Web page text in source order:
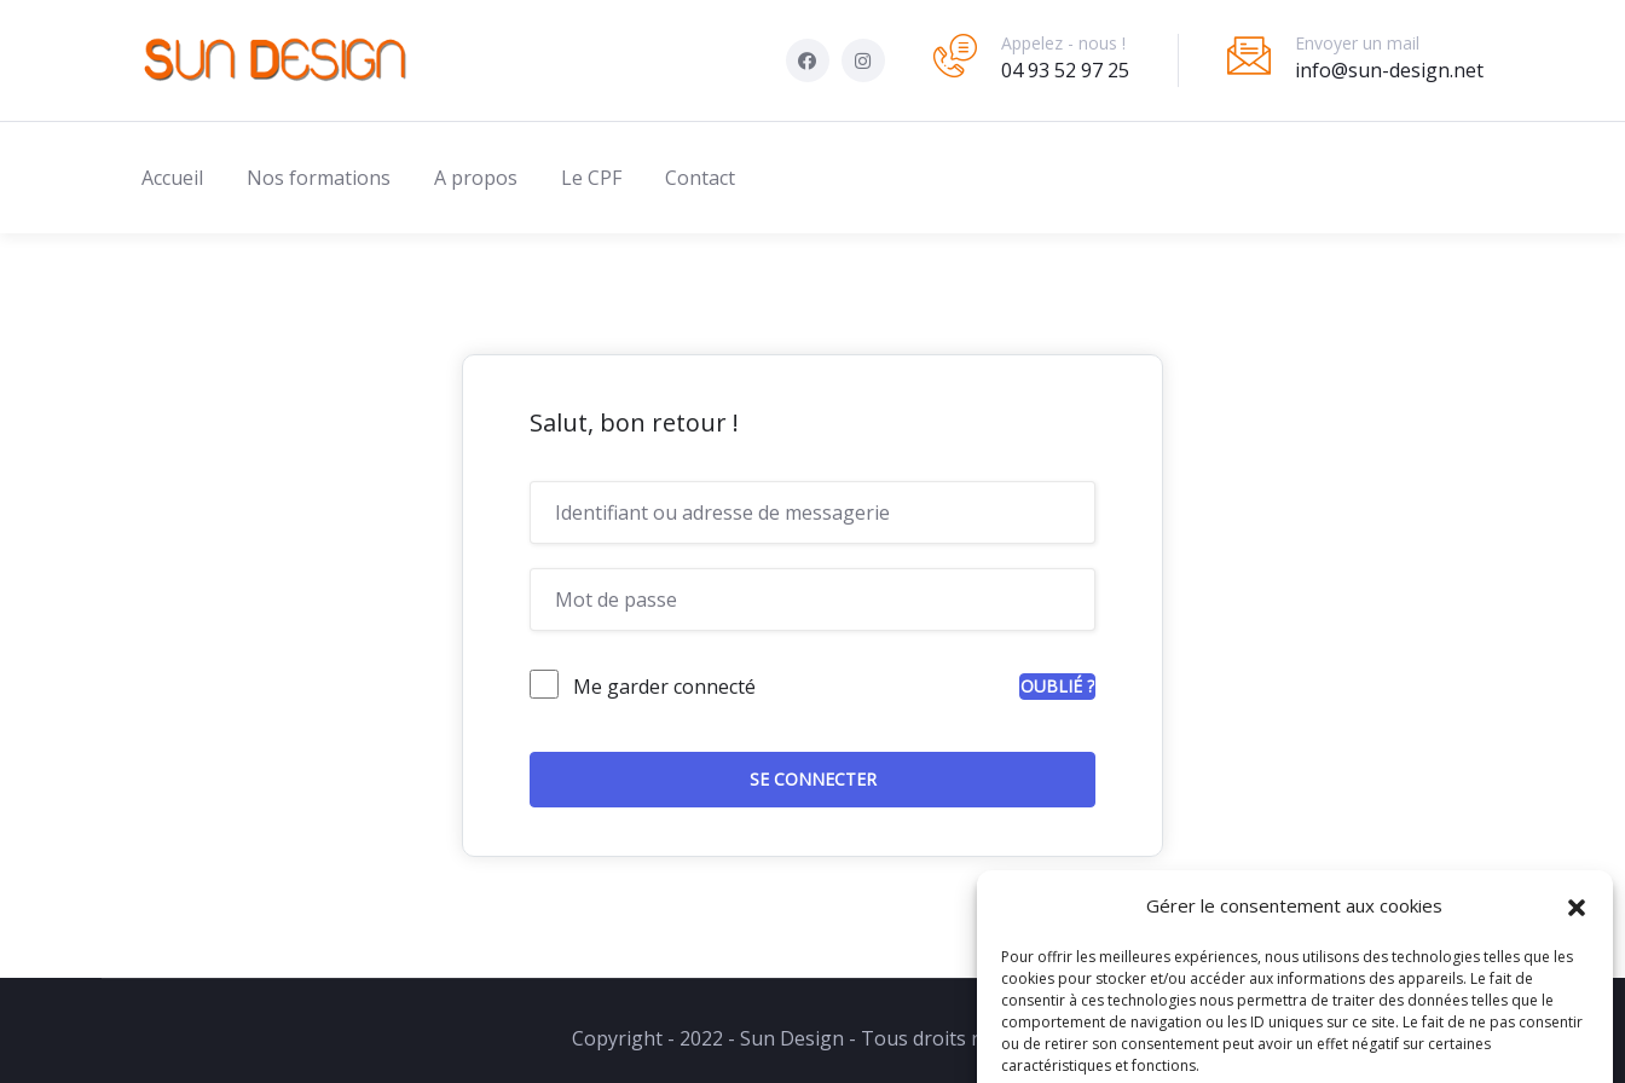
Gérer le consentement aux cookies
Pour offrir les meilleures expériences, nous utilisons des technologies telles que les
cookies pour stocker et/ou accéder aux informations des appareils. Le fait de
consentir à ces technologies nous permettra de traiter des données telles que le
comportement de navigation ou les ID uniques sur ce site. Le fait de ne pas consentir
ou de retirer son consentement peut avoir un effet négatif sur certaines
caractéristiques et fonctions.
Appelez - nous !
04 93 52 97 25
Envoyer un mail
info@sun-design.net
Accueil Nos formations A propos Le CPF Contact
Salut, bon retour !
Me garder connecté OUBLIÉ ?
SE CONNECTER
Copyright - 2022 - Sun Design - Tous droits réservés.